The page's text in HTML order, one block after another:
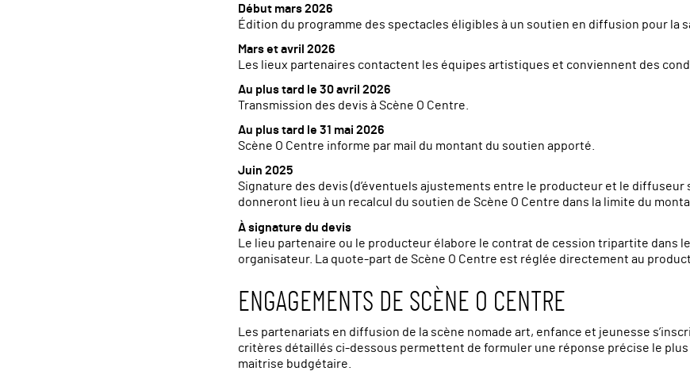
Début mars 2026
Édition du programme des spectacles éligibles à un soutien en diffusion pour la
Mars et avril 2026
Les lieux partenaires contactent les équipes artistiques et conviennent des
Au plus tard le 30 avril 2026
Transmission des devis à Scène O Centre.
Au plus tard le 31 mai 2026
Scène O Centre informe par mail du montant du soutien apporté.
Juin 2025
Signature des devis (d’éventuels ajustements entre le producteur et le
donneront lieu à un recalcul du soutien de Scène O Centre dans la limite du
À signature du devis
Le lieu partenaire ou le producteur élabore le contrat de cession tripartite dans
organisateur. La quote-part de Scène O Centre est réglée directement au
ENGAGEMENTS DE SCÈNE O CENTRE
Les partenariats en diffusion de la scène nomade art, enfance et jeunesse
critères détaillés ci-dessous permettent de formuler une réponse précise le
maitrise budgétaire.